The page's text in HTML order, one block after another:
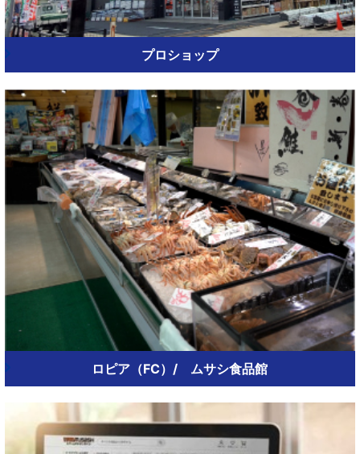
プロショップ
ロピア（FC）/ ムサシ食品館